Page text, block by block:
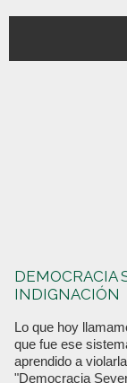
DEMOCRACIA
INDIGNACIÓN
Lo que hoy
que fue ese
aprendido a
"Democracia